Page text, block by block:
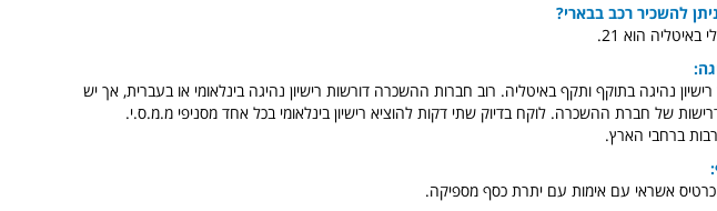
להשכיר רכב בבארי?
באיטליה הוא 21.
רישיון נהיגה בתוקף ותקף באיטליה. רוב חברות ההשכרה דורשות רישיון נהיגה בינלאומי או בעברית, אך יש
של חברת ההשכרה. לוקח בדיוק שתי דקות להוציא רישיון בינלאומי בכל אחד מסניפי מ.מ.ס.י.
ברחבי הארץ.
אשראי עם אימות עם יתרת כסף מספיקה.